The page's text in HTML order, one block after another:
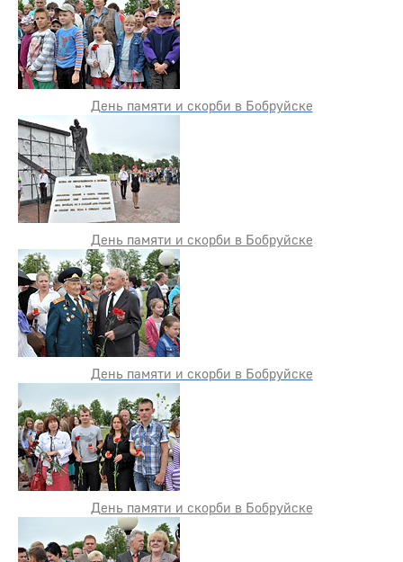
День памяти и скорби в Бобруйске
День памяти и скорби в Бобруйске
День памяти и скорби в Бобруйске
День памяти и скорби в Бобруйске